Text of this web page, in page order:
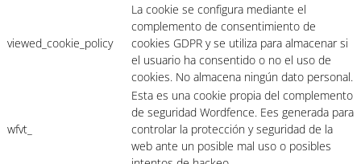
viewed_cookie_policy
La cookie se configura mediante el
complemento de consentimiento de
cookies GDPR y se utiliza para almacenar si
el usuario ha consentido o no el uso de
cookies. No almacena ningún dato personal.
wfvt_
Esta es una cookie propia del complemento
de seguridad Wordfence. Ees generada para
controlar la protección y seguridad de la
web ante un posible mal uso o posibles